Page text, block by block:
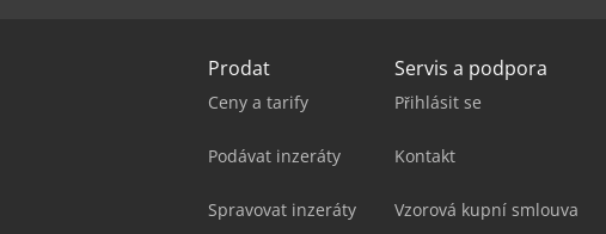
Prodat
Ceny a tarify
Podávat inzeráty
Spravovat inzeráty
Servis a podpora
Přihlásit se
Kontakt
Vzorová kupní smlouva